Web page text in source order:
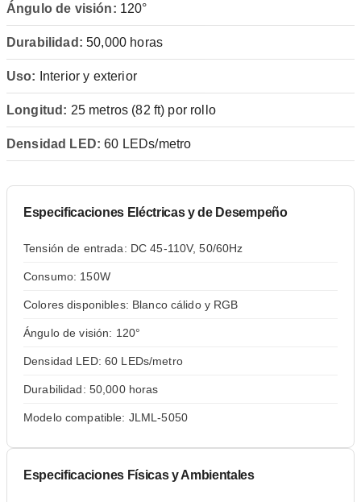
Ángulo de visión: 120°
Durabilidad: 50,000 horas
Uso: Interior y exterior
Longitud: 25 metros (82 ft) por rollo
Densidad LED: 60 LEDs/metro
Especificaciones Eléctricas y de Desempeño
Tensión de entrada: DC 45-110V, 50/60Hz
Consumo: 150W
Colores disponibles: Blanco cálido y RGB
Ángulo de visión: 120°
Densidad LED: 60 LEDs/metro
Durabilidad: 50,000 horas
Modelo compatible: JLML-5050
Especificaciones Físicas y Ambientales